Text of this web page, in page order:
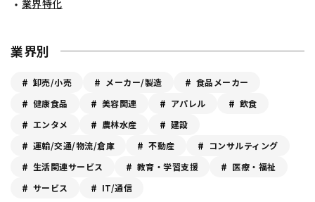
業界特化
業界別
卸売/小売 メーカー/製造
食品メーカー
健康食品
美容関連 アパレル
飲食
エンタメ
農林水産
建設
運輸/交通/物流/倉庫
不動産
コンサルティング
生活関連サービス
教育・学習支援
医療・福祉
サービス
IT/通信